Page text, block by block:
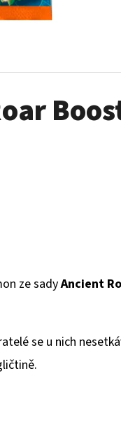
ze sadyAncient
se u nich